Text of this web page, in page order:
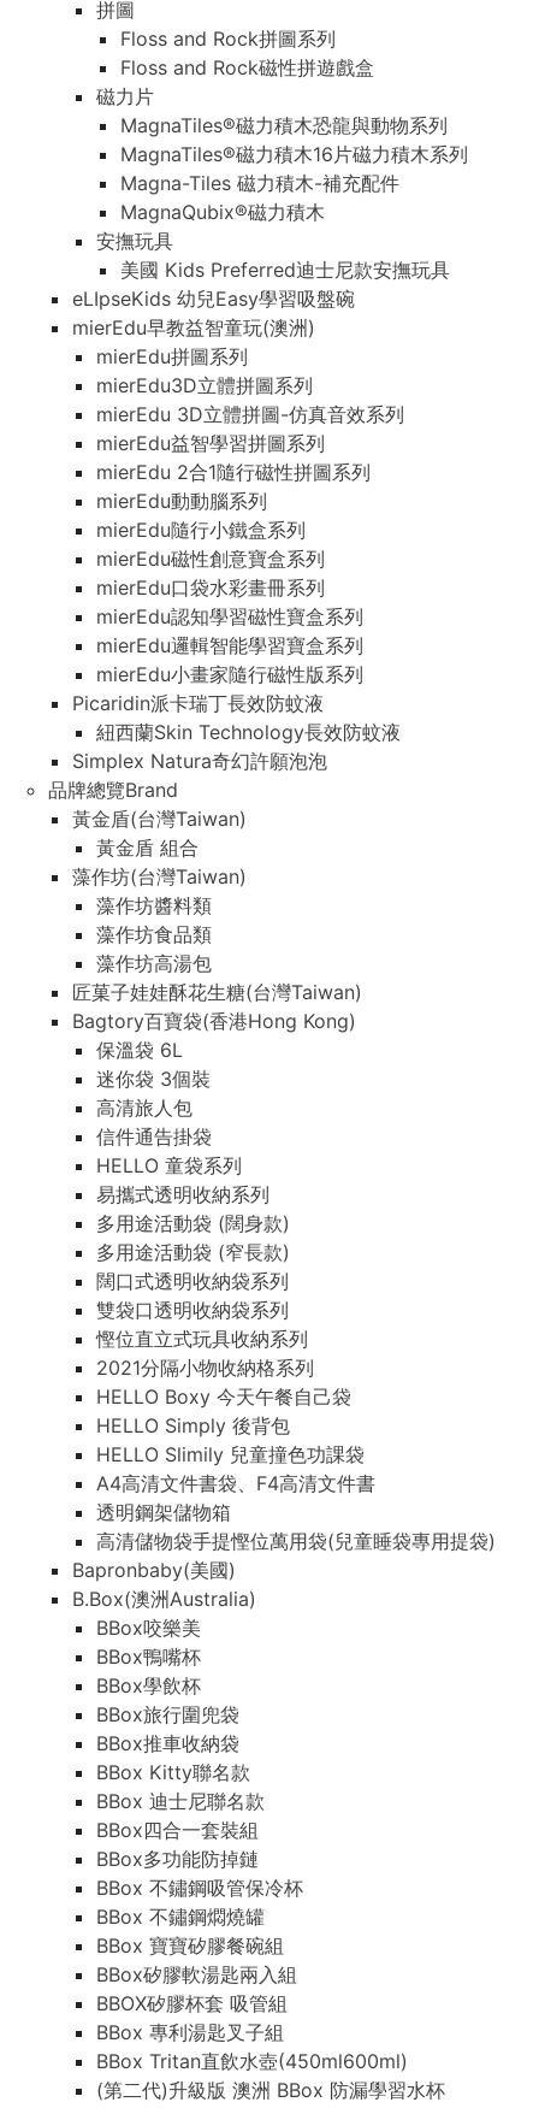
拼圖
Floss and Rock拼圖系列
Floss and Rock磁性拼遊戲盒
磁力片
MagnaTiles®磁力積木恐龍與動物系列
MagnaTiles®磁力積木16片磁力積木系列
Magna-Tiles 磁力積木-補充配件
MagnaQubix®磁力積木
安撫玩具
美國 Kids Preferred迪士尼款安撫玩具
eLIpseKids 幼兒Easy學習吸盤碗
mierEdu早教益智童玩(澳洲)
mierEdu拼圖系列
mierEdu3D立體拼圖系列
mierEdu 3D立體拼圖-仿真音效系列
mierEdu益智學習拼圖系列
mierEdu 2合1隨行磁性拼圖系列
mierEdu動動腦系列
mierEdu隨行小鐵盒系列
mierEdu磁性創意寶盒系列
mierEdu口袋水彩畫冊系列
mierEdu認知學習磁性寶盒系列
mierEdu邏輯智能學習寶盒系列
mierEdu小畫家隨行磁性版系列
Picaridin派卡瑞丁長效防蚊液
紐西蘭Skin Technology長效防蚊液
Simplex Natura奇幻許願泡泡
品牌總覽Brand
黃金盾(台灣Taiwan)
黃金盾 組合
藻作坊(台灣Taiwan)
藻作坊醬料類
藻作坊食品類
藻作坊高湯包
匠菓子娃娃酥花生糖(台灣Taiwan)
Bagtory百寶袋(香港Hong Kong)
保溫袋 6L
迷你袋 3個裝
高清旅人包
信件通告掛袋
HELLO 童袋系列
易攜式透明收納系列
多用途活動袋 (闊身款)
多用途活動袋 (窄長款)
闊口式透明收納袋系列
雙袋口透明收納袋系列
慳位直立式玩具收納系列
2021分隔小物收納格系列
HELLO Boxy 今天午餐自己袋
HELLO Simply 後背包
HELLO Slimily 兒童撞色功課袋
A4高清文件書袋、F4高清文件書
透明鋼架儲物箱
高清儲物袋手提慳位萬用袋(兒童睡袋專用提袋)
Bapronbaby(美國)
B.Box(澳洲Australia)
BBox咬樂美
BBox鴨嘴杯
BBox學飲杯
BBox旅行圍兜袋
BBox推車收納袋
BBox Kitty聯名款
BBox 迪士尼聯名款
BBox四合一套裝組
BBox多功能防掉鏈
BBox 不鏽鋼吸管保冷杯
BBox 不鏽鋼燜燒罐
BBox 寶寶矽膠餐碗組
BBox矽膠軟湯匙兩入組
BBOX矽膠杯套 吸管組
BBox 專利湯匙叉子組
BBox Tritan直飲水壺(450ml600ml)
(第二代)升級版 澳洲 BBox 防漏學習水杯